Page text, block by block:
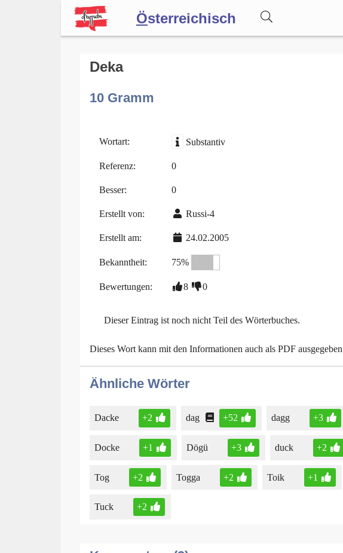
Österreichisch
Forum
Blog
Deka
10 Gramm
Wortart: Substantiv
Referenz: 0
Besser: 0
Erstellt von: Russi-4
Erstellt am: 24.02.2005
Bekanntheit: 75%
Bewertungen: 8 0
Dieser Eintrag ist noch nicht Teil des Wörterbuches.
Dieses Wort kann mit den Informationen auch als PDF
Ähnliche Wörter
Dacke +2 dag +52 dagg +3
Docke +1 Dögü +3 duck +2
Tog +2 Togga +2 Toik +1
Tuck +2